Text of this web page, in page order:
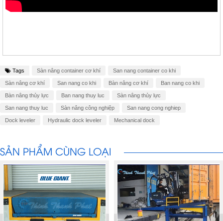
Tags Sàn nâng container cơ khí San nang container co khi
Sàn nâng cơ khí San nang co khi Bàn nâng cơ khí Ban nang co khi
Bàn nâng thủy lực Ban nang thuy luc Sàn nâng thủy lực
San nang thuy luc Sàn nâng công nghiệp San nang cong nghiep
Dock leveler Hydraulic dock leveler Mechanical dock
SẢN PHẨM CÙNG LOẠI